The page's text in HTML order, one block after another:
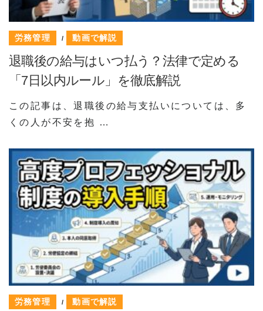
労務管理 / 動画で解説
退職後の給与はいつ払う？法律で定める
「7日以内ルール」を徹底解説
この記事は、退職後の給与支払いについては、多
くの人が不安を抱 …
労務管理 / 動画で解説